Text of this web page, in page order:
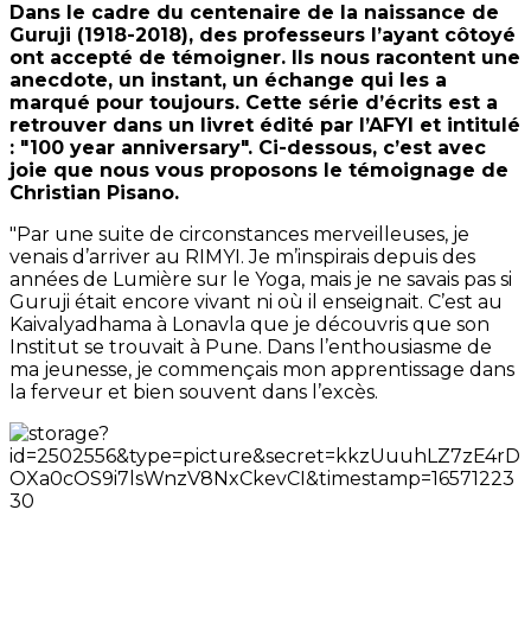
Dans le cadre du centenaire de la naissance de
Guruji (1918-2018), des professeurs l’ayant côtoyé
ont accepté de témoigner. Ils nous racontent une
anecdote, un instant, un échange qui les a
marqué pour toujours. Cette série d’écrits est a
retrouver dans un livret édité par l’AFYI et intitulé
: "100 year anniversary". Ci-dessous, c’est avec
joie que nous vous proposons le témoignage de
Christian Pisano.
"Par une suite de circonstances merveilleuses, je
venais d’arriver au RIMYI. Je m’inspirais depuis des
années de Lumière sur le Yoga, mais je ne savais pas si
Guruji était encore vivant ni où il enseignait. C’est au
Kaivalyadhama à Lonavla que je découvris que son
Institut se trouvait à Pune. Dans l’enthousiasme de
ma jeunesse, je commençais mon apprentissage dans
la ferveur et bien souvent dans l’excès.